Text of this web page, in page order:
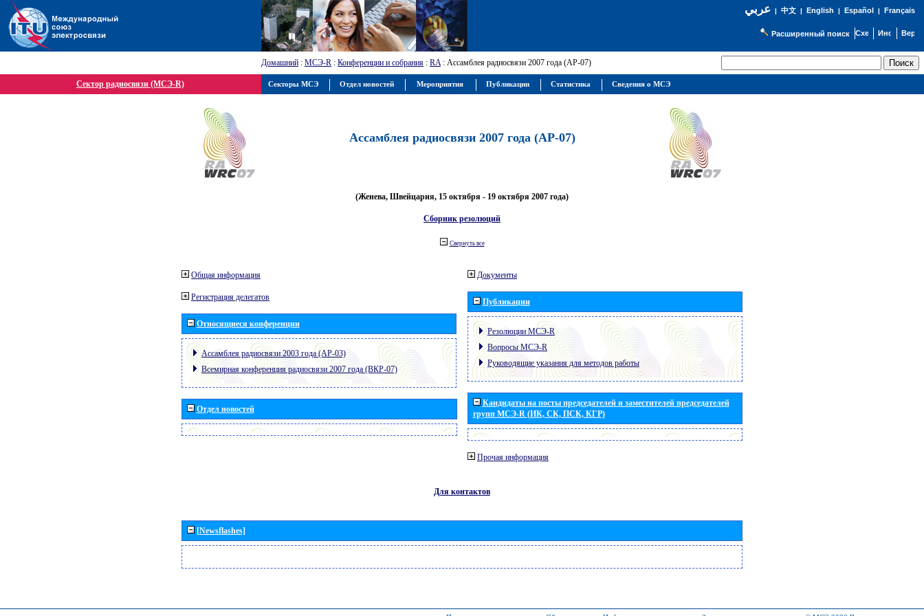
عربي| 中文| English | Español | Français
Расширенный поиск
Домашний : МСЭ-R : Конференции и собрания : RA: Ассамблея радиосвязи 2007 года (АР-07)
Сектор радиосвязи (МСЭ-R)
Ассамблея радиосвязи 2007 года (АР-07)
(Женева, Швейцария, 15 октября - 19 октября 2007 года)
Сборник резолюций
Свернуть все
Общая информация
Регистрация делегатов
Относящиеся конференции
Ассамблея радиосвязи 2003 года (АР-03)
Всемирная конференция радиосвязи 2007 года (ВКР-07)
Отдел новостей
Документы
Публикации
Резолюции МСЭ-R
Вопросы МСЭ-R
Руководящие указания для методов работы
Кандидаты на посты председателей и заместителей председателей
групп МСЭ-R (ИК, СК, ПСК, КГР)
Прочая информация
Для контактов
[Newsflashes]
Секторы МСЭ Отдел новостей Мероприятия Публикации Статистика Сведения о МСЭ